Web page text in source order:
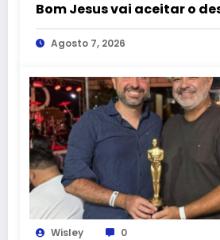
Bom Jesus vai aceitar o
Agosto 7, 2026
Wisley 0